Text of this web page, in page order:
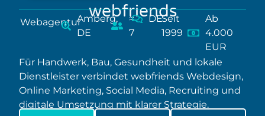
webfriends
WebagenturAmberg,
DE
≈
7
DESeit
1999
Ab
4.000
EUR
Für Handwerk, Bau, Gesundheit und lokale
Dienstleister verbindet webfriends Webdesign,
Online Marketing, Social Media, Recruiting und
digitale Umsetzung mit klarer Strategie.